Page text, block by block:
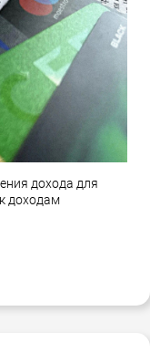
дохода для
доходам